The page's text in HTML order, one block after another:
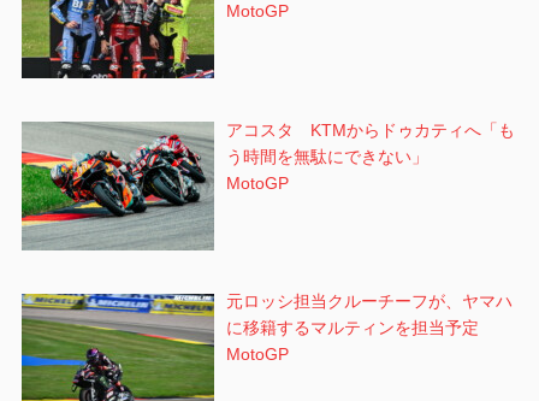
MotoGP
アコスタ KTMからドゥカティへ「も
う時間を無駄にできない」
MotoGP
元ロッシ担当クルーチーフが、ヤマハ
に移籍するマルティンを担当予定
MotoGP